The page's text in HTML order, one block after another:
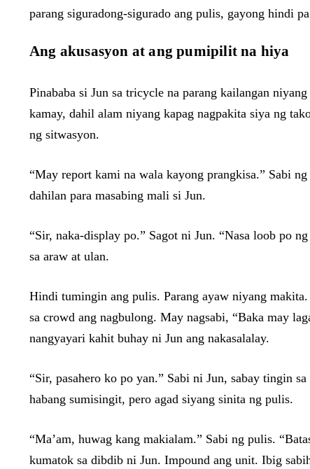
parang siguradong-sigurado ang pulis, gayong hindi
Ang akusasyon at ang pumipilit na hiya
Pinababa si Jun sa tricycle na parang kailangan
kamay, dahil alam niyang kapag nagpakita siya ng
ng sitwasyon.
“May report kami na wala kayong prangkisa.” Sabi
dahilan para masabing mali si Jun.
“Sir, naka-display po.” Sagot ni Jun. “Nasa loob po
sa araw at ulan.
Hindi tumingin ang pulis. Parang ayaw niyang
sa crowd ang nagbulong. May nagsabi, “Baka may
nangyayari kahit buhay ni Jun ang nakasalalay.
“Sir, pasahero ko po yan.” Sabi ni Jun, sabay tingin
habang sumisingit, pero agad siyang sinita ng pulis.
“Ma’am, huwag kang makialam.” Sabi ng pulis.
kumatok sa dibdib ni Jun. Impound ang unit. Ibig